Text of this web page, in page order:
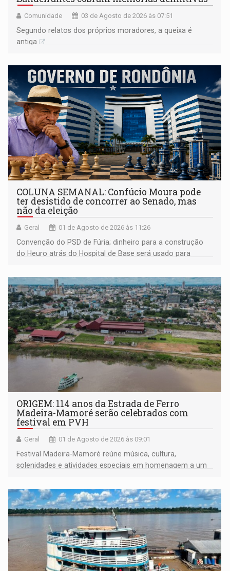
Comunidade 03 de Agosto de 2026 às 07:51
Segundo relatos dos próprios moradores, a queixa é
antiga
COLUNA SEMANAL: Confúcio Moura pode
ter desistido de concorrer ao Senado, mas
não da eleição
Geral 01 de Agosto de 2026 às 11:26
Convenção do PSD de Fúria; dinheiro para a construção
do Heuro atrás do Hospital de Base será usado para
contra trilheiros; Paróquia da Sagrada Família faz arraial; e
muito mais
ORIGEM: 114 anos da Estrada de Ferro
Madeira-Mamoré serão celebrados com
festival em PVH
Geral 01 de Agosto de 2026 às 09:01
Festival Madeira-Mamoré reúne música, cultura,
solenidades e atividades especiais em homenagem a um
Amazônia